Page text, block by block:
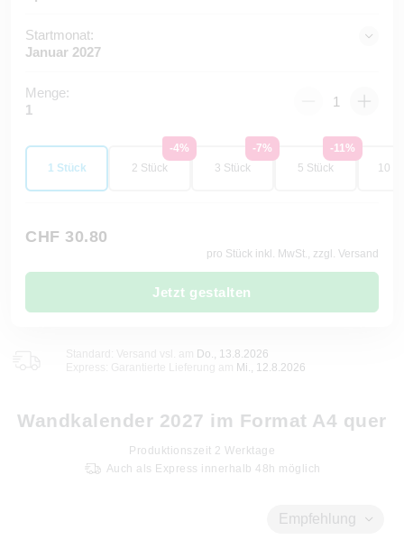
Startmonat:
Januar 2027
Menge:
1
1 Stück
-4%
2 Stück
-7%
3 Stück
-11%
5 Stück
10
CHF 30.80
pro Stück inkl. MwSt., zzgl. Versand
Jetzt gestalten
Do., 13.8.2026
Express: Garantierte Lieferung am
Mi., 12.8.2026
Wandkalender 2027 im Format A4 quer
Produktionszeit 2 Werktage
Auch als Express innerhalb 48h möglich
Empfehlung